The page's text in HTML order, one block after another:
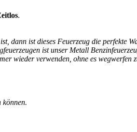
.
dann ist dieses Feuerzeug die perfekte
ist unser Metall
wieder verwenden, ohne es wegwerfen
können.